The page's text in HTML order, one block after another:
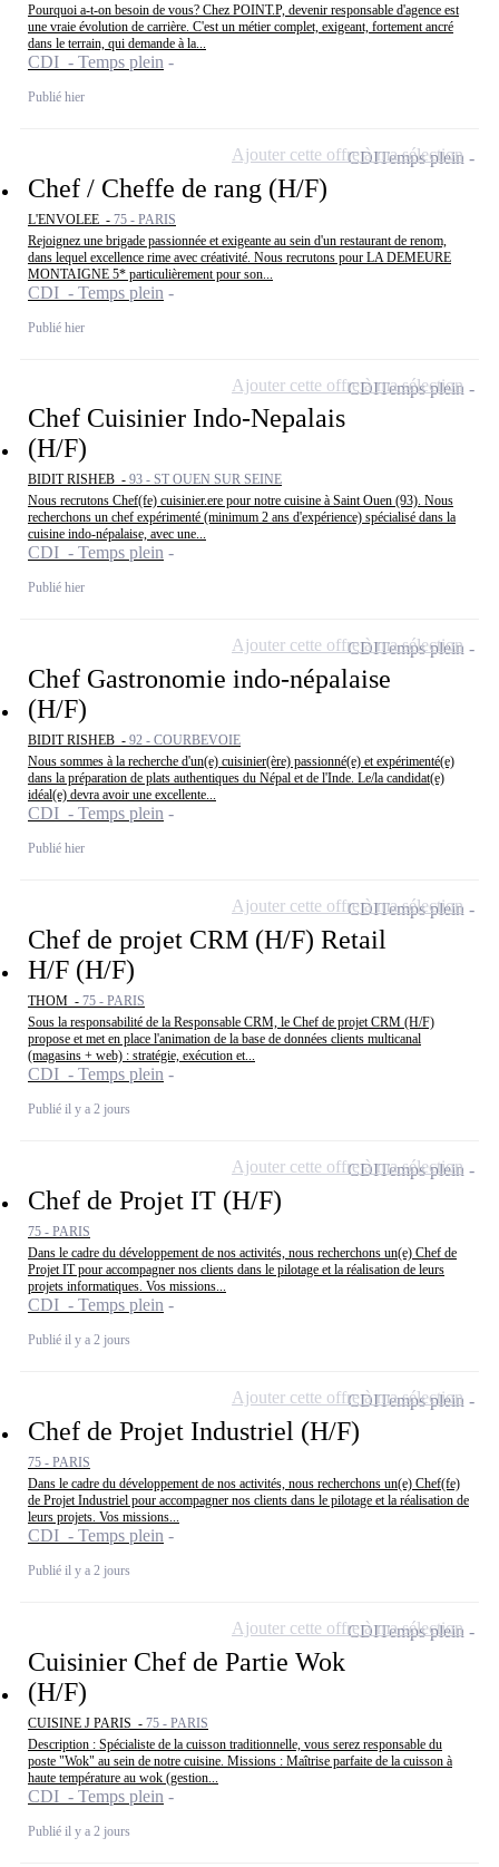
Pourquoi a-t-on besoin de vous? Chez POINT.P, devenir responsable d'agence est
une vraie évolution de carrière. C'est un métier complet, exigeant, fortement ancré
dans le terrain, qui demande à la...
CDI - Temps plein
Publié hier
Chef / Cheffe de rang (H/F)
L'ENVOLEE - 75 - PARIS
Rejoignez une brigade passionnée et exigeante au sein d'un restaurant de renom,
dans lequel excellence rime avec créativité. Nous recrutons pour LA DEMEURE
MONTAIGNE 5* particulièrement pour son...
CDI - Temps plein
Publié hier
CDITemps plein
Ajouter cette offre à ma sélection
Chef Cuisinier Indo-Nepalais
(H/F)
BIDIT RISHEB - 93 - ST OUEN SUR SEINE
Nous recrutons Chef(fe) cuisinier.ere pour notre cuisine à Saint Ouen (93). Nous
recherchons un chef expérimenté (minimum 2 ans d'expérience) spécialisé dans la
cuisine indo-népalaise, avec une...
CDI - Temps plein
Publié hier
CDITemps plein
Ajouter cette offre à ma sélection
Chef Gastronomie indo-népalaise
(H/F)
BIDIT RISHEB - 92 - COURBEVOIE
Nous sommes à la recherche d'un(e) cuisinier(ère) passionné(e) et expérimenté(e)
dans la préparation de plats authentiques du Népal et de l'Inde. Le/la candidat(e)
idéal(e) devra avoir une excellente...
CDI - Temps plein
Publié hier
CDITemps plein
Ajouter cette offre à ma sélection
Chef de projet CRM (H/F) Retail
H/F (H/F)
THOM - 75 - PARIS
Sous la responsabilité de la Responsable CRM, le Chef de projet CRM (H/F)
propose et met en place l'animation de la base de données clients multicanal
(magasins + web) : stratégie, exécution et...
CDI - Temps plein
Publié il y a 2 jours
CDITemps plein
Ajouter cette offre à ma sélection
Chef de Projet IT (H/F)
75 - PARIS
Dans le cadre du développement de nos activités, nous recherchons un(e) Chef de
Projet IT pour accompagner nos clients dans le pilotage et la réalisation de leurs
projets informatiques. Vos missions...
CDI - Temps plein
Publié il y a 2 jours
CDITemps plein
Ajouter cette offre à ma sélection
Chef de Projet Industriel (H/F)
75 - PARIS
Dans le cadre du développement de nos activités, nous recherchons un(e) Chef(fe)
de Projet Industriel pour accompagner nos clients dans le pilotage et la réalisation de
leurs projets. Vos missions...
CDI - Temps plein
Publié il y a 2 jours
CDITemps plein
Ajouter cette offre à ma sélection
Cuisinier Chef de Partie Wok
(H/F)
CUISINE J PARIS - 75 - PARIS
Description : Spécialiste de la cuisson traditionnelle, vous serez responsable du
poste "Wok" au sein de notre cuisine. Missions : Maîtrise parfaite de la cuisson à
haute température au wok (gestion...
CDI - Temps plein
Publié il y a 2 jours
CDITemps plein
Ajouter cette offre à ma sélection